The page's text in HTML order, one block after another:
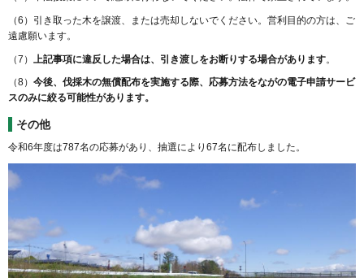
（6）引き取った木を譲渡、または売却しないでください。営利目的の方は、ご
遠慮願います。
（7） 上記事項に違反した場合は、引き渡しをお断りする場合があります。
（8） 今後、伐採木の無償配布を実施する際、応募方法をながの電子申請サービ
スのみに絞る可能性があります。
その他
令和6年度は787名の応募があり、抽選により67名に配布しました。